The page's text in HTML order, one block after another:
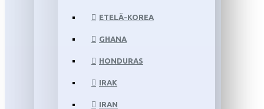
ETELÄ-KOREA
GHANA
HONDURAS
IRAK
IRAN